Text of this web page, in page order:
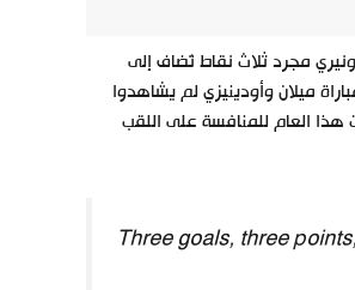
مجرد ثلاث نقاط تُضاف إلى
ميلان وأودينيزي لم يشاهدوا
هذا العام للمنافسة على اللقب
Three goals, three